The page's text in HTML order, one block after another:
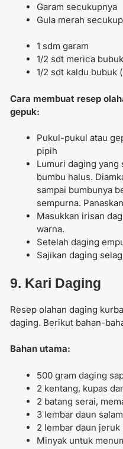
Garam secukupnya
Gula merah
1 sdm garam
1/2 sdt merica bubuk
1/2 sdt kaldu bubuk
Cara membuat resep
gepuk:
Pukul-pukul atau
pipih
Lumuri daging
bumbu halus.
sampai bumbunya
sempurna.
Masukkan irisan
warna.
Setelah daging
Sajikan daging
9. Kari Daging
Resep olahan daging
daging. Berikut bahan-
Bahan utama:
500 gram daging
2 kentang, kupas
2 batang serai,
3 lembar daun salam
2 lembar daun jeruk
Minyak untuk